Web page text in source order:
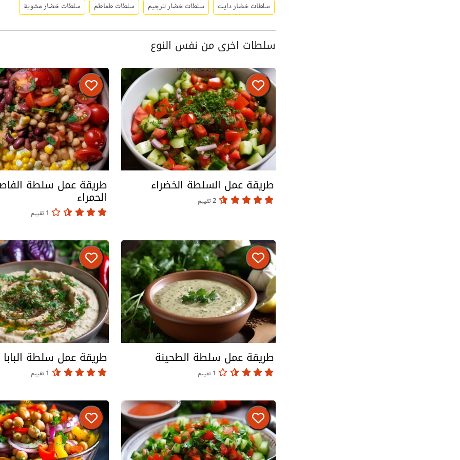
سلطات خضار دايت سلطات خضار للرجيم سلطات طماطم سلطات خضار مشوية
سلطات اخرى من نفس النوع
طريقة عمل السلطة الخضراء
2 تقييم
طريقة عمل سلطة
الحمراء
1 تقييم
طريقة عمل سلطة الطحينة
1 تقييم
طريقة عمل سلطة
1 تقييم